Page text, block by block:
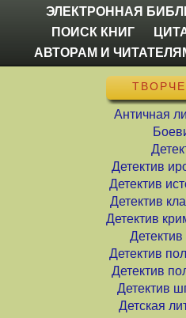
ЭЛЕКТРОННАЯ
ПОИСК КНИГ
АВТОРАМ И
Античная
Детектив
Детектив
Детектив
Детектив
Детектив
Детектив
Детектив
Детектив
Детская